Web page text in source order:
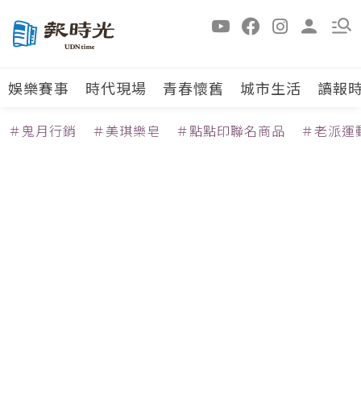
娛樂賽事 時代現場 青春懷舊 城市生活 讀報
＃鬼月行銷 ＃美琪樂皂 ＃點點印聯名商品 ＃老派運